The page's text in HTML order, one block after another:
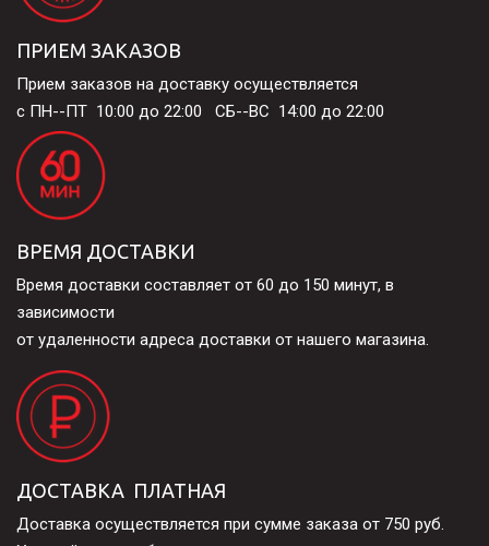
ПРИЕМ ЗАКАЗОВ
Прием заказов на доставку осуществляется
с ПН--ПТ  10:00 до 22:00   СБ--ВС  14:00 до 22:00
ВРЕМЯ ДОСТАВКИ
Время доставки составляет от 60 до 150 минут, в
зависимости
от удаленности адреса доставки от нашего магазина.
ДОСТАВКА  ПЛАТНАЯ
Доставка осуществляется при сумме заказа от 750 руб.